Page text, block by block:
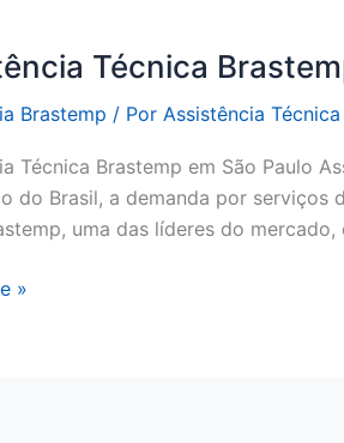
Técnica
Brastemp / Por Assistência
Técnica Brastemp em São Paulo
do Brasil, a demanda por serviços
uma das líderes do
»